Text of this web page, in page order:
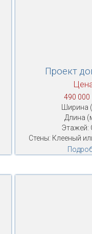
Проект
490 000
Ширина
Длина
Этажей:
Стены: Клееный